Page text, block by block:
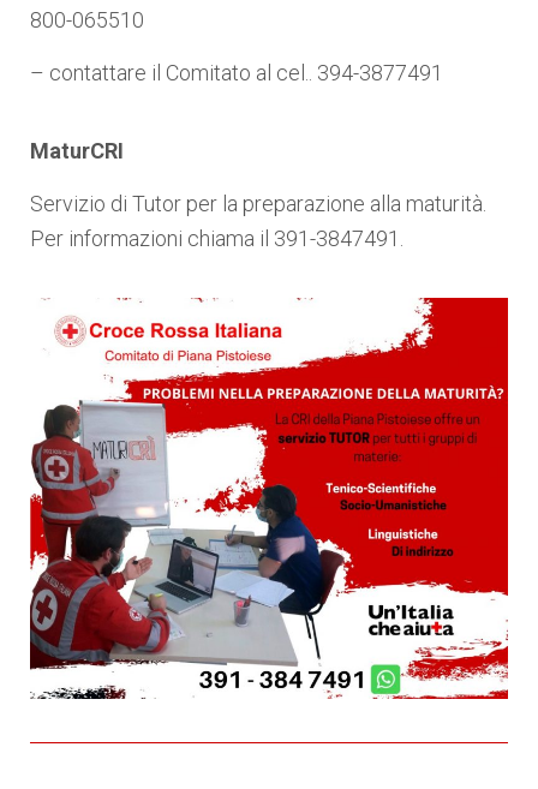
800-065510
– contattare il Comitato al cel.. 394-3877491
MaturCRI
Servizio di Tutor per la preparazione alla maturità.
Per informazioni chiama il 391-3847491.